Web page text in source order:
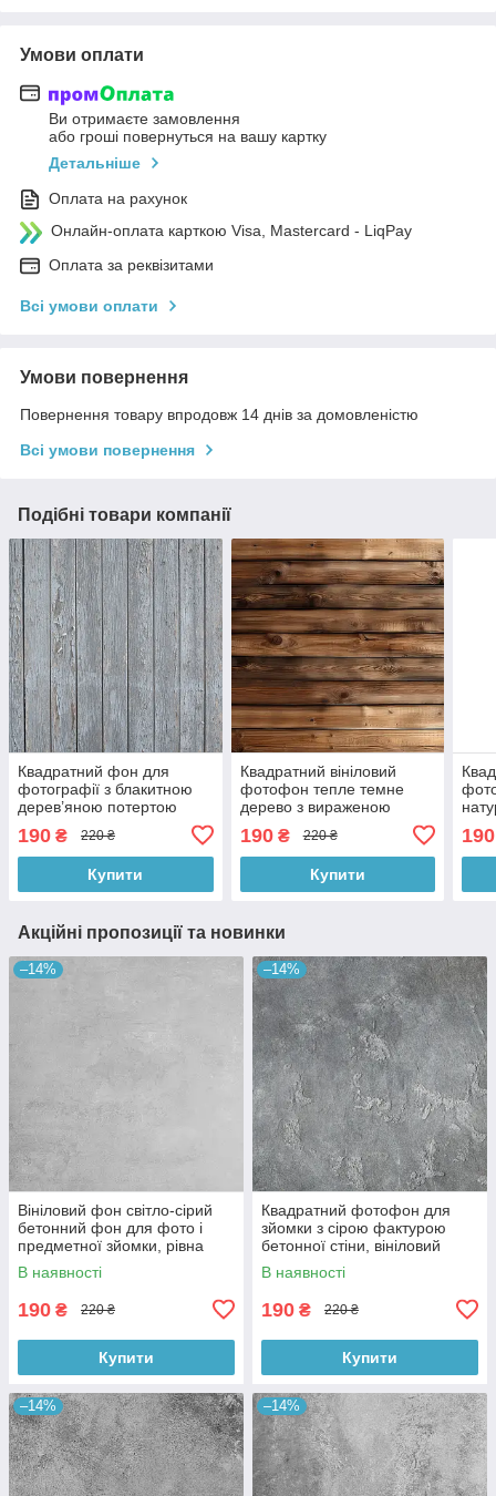
Умови оплати
Ви отримаєте замовлення
або гроші повернуться на вашу картку
Детальніше
Оплата на рахунок
Онлайн-оплата карткою Visa, Mastercard - LiqPay
Оплата за реквізитами
Всі умови оплати
Умови повернення
Повернення товару впродовж 14 днів за домовленістю
Всі умови повернення
Подібні товари компанії
Квадратний фон для
фотографії з блакитною
дерев’яною потертою
фотофон 60x60 см ,
№550326
190 ₴ 220 ₴
Купити
Квадратний вініловий
фотофон тепле темне
дерево з вираженою
фотографії, 60x60 см,
№550903
190₴ 220 ₴
Купити
190
Акційні пропозиції та новинки
–14%
Вініловий фон світло-сірий
бетонний фон для фото і
предметної зйомки, рівна
текстура, 60x60 см, №550674
В наявності
190 ₴ 220 ₴
Купити
–14%
Квадратний фотофон для
зйомки з сірою фактурою
бетонної стіни, вініловий
60x60 см , №550152
В наявності
190 ₴ 220 ₴
Купити
–14% –14%